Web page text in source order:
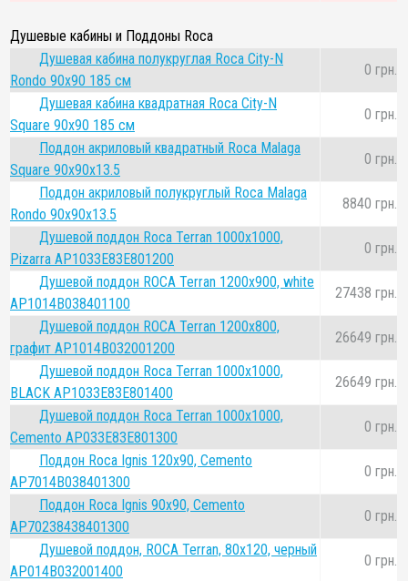
Душевые кабины и Поддоны Roca
Душевая кабина полукруглая Roca City-N
Rondo 90x90 185 см
0 грн.
Душевая кабина квадратная Roca City-N
Square 90x90 185 см
0 грн.
Поддон акриловый квадратный Roca Malaga
Square 90x90x13.5
0 грн.
Поддон акриловый полукруглый Roca Malaga
Rondo 90x90x13.5
8840 грн.
Душевой поддон Roca Terran 1000х1000,
Pizarra AP1033E83E801200
0 грн.
Душевой поддон ROCA Terran 1200х900, white
AP1014B038401100
27438 грн.
Душевой поддон ROCA Terran 1200х800,
графит AP1014B032001200
26649 грн.
Душевой поддон Roca Terran 1000х1000,
BLACK AP1033E83E801400
26649 грн.
Душевой поддон Roca Terran 1000х1000,
Cemento AP033E83E801300
0 грн.
Поддон Roca Ignis 120x90, Cemento
AP7014B038401300
0 грн.
Поддон Roca Ignis 90x90, Cemento
AP70238438401300
0 грн.
Душевой поддон, ROCA Terran, 80х120, черный
AP014B032001400
0 грн.